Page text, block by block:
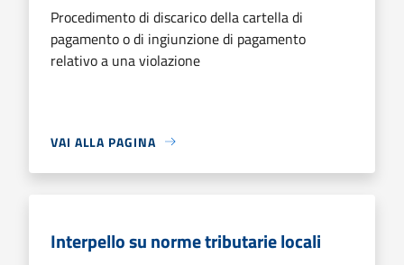
Procedimento di discarico della cartella di
pagamento o di ingiunzione di pagamento
relativo a una violazione
VAI ALLA PAGINA
Interpello su norme tributarie locali